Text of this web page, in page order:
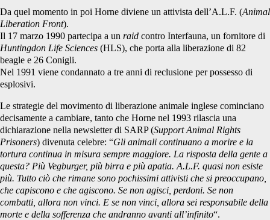
Da quel momento in poi Horne diviene un attivista dell’A.L.F. (Animal
Liberation Front).
Il 17 marzo 1990 partecipa a un raid contro Interfauna, un fornitore di
Huntingdon Life Sciences (HLS), che porta alla liberazione di 82
beagle e 26 Conigli.
Nel 1991 viene condannato a tre anni di reclusione per possesso di
esplosivi.
Le strategie del movimento di liberazione animale inglese cominciano
decisamente a cambiare, tanto che Horne nel 1993 rilascia una
dichiarazione nella newsletter di SARP (Support Animal Rights
Prisoners) divenuta celebre: “Gli animali continuano a morire e la
tortura continua in misura sempre maggiore. La risposta della gente a
questa? Più Vegburger, più birra e più apatia. A.L.F. quasi non esiste
più. Tutto ciò che rimane sono pochissimi attivisti che si preoccupano,
che capiscono e che agiscono. Se non agisci, perdoni. Se non
combatti, allora non vinci. E se non vinci, allora sei responsabile della
morte e della sofferenza che andranno avanti all’infinito“.